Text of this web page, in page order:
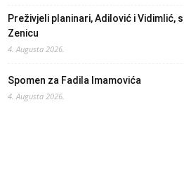
Preživjeli planinari, Adilović i Vidimlić,
Zenicu
4. Augusta 2026.
Spomen za Fadila Imamovića
4. Augusta 2026.